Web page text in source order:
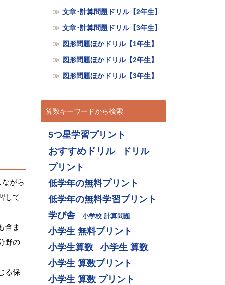
がら
して
含ま
野の
る保
文章･計算問題ドリル【2年生】
文章･計算問題ドリル【3年生】
図形問題ほかドリル【1年生】
図形問題ほかドリル【2年生】
図形問題ほかドリル【3年生】
算数キーワードから検索
5つ星学習プリント
おすすめドリル
ドリル
プリント
低学年の無料プリント
低学年の無料学習プリント
学び舎
小学校 計算問題
小学生 無料プリント
小学生算数
小学生 算数
小学生 算数プリント
小学生 算数 プリント